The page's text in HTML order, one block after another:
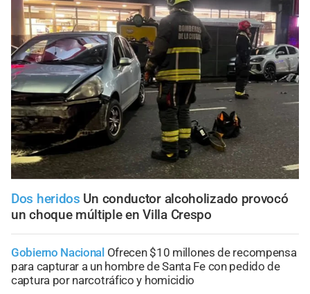
Dos heridos Un conductor alcoholizado provocó
un choque múltiple en Villa Crespo
Gobierno Nacional Ofrecen $10 millones de recompensa
para capturar a un hombre de Santa Fe con pedido de
captura por narcotráfico y homicidio